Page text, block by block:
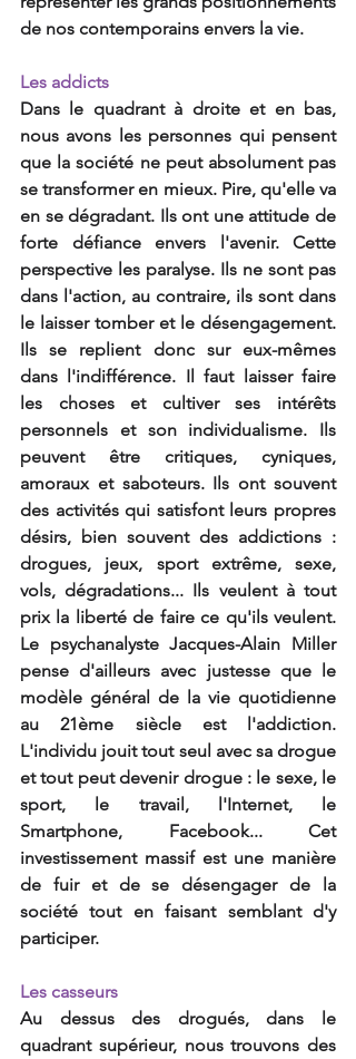
de nos contemporains envers la vie.
Les addicts
Dans le quadrant à droite et en bas,
nous avons les personnes qui pensent
que la société ne peut absolument pas
se transformer en mieux. Pire, qu'elle va
en se dégradant. Ils ont une attitude de
forte défiance envers l'avenir. Cette
perspective les paralyse. Ils ne sont pas
dans l'action, au contraire, ils sont dans
le laisser tomber et le désengagement.
Ils se replient donc sur eux-mêmes
dans l'indifférence. Il faut laisser faire
les choses et cultiver ses intérêts
personnels et son individualisme. Ils
peuvent être critiques, cyniques,
amoraux et saboteurs. Ils ont souvent
des activités qui satisfont leurs propres
désirs, bien souvent des addictions :
drogues, jeux, sport extrême, sexe,
vols, dégradations... Ils veulent à tout
prix la liberté de faire ce qu'ils veulent.
Le psychanalyste Jacques-Alain Miller
pense d'ailleurs avec justesse que le
modèle général de la vie quotidienne
au 21ème siècle est l'addiction.
L'individu jouit tout seul avec sa drogue
et tout peut devenir drogue : le sexe, le
sport, le travail, l'Internet, le
Smartphone, Facebook... Cet
investissement massif est une manière
de fuir et de se désengager de la
société tout en faisant semblant d'y
participer.
Les casseurs
Au dessus des drogués, dans le
quadrant supérieur, nous trouvons des